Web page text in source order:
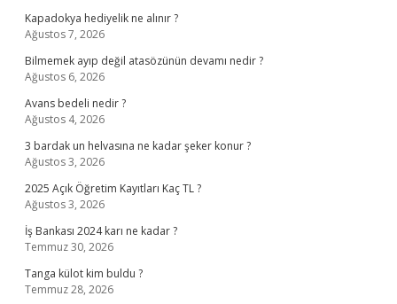
Kapadokya hediyelik ne alınır ?
Ağustos 7, 2026
Bilmemek ayıp değil atasözünün devamı nedir ?
Ağustos 6, 2026
Avans bedeli nedir ?
Ağustos 4, 2026
3 bardak un helvasına ne kadar şeker konur ?
Ağustos 3, 2026
2025 Açık Öğretim Kayıtları Kaç TL ?
Ağustos 3, 2026
İş Bankası 2024 karı ne kadar ?
Temmuz 30, 2026
Tanga külot kim buldu ?
Temmuz 28, 2026